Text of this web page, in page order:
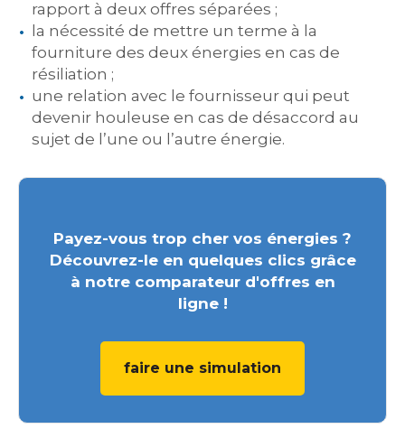
rapport à deux offres séparées ;
la nécessité de mettre un terme à la
fourniture des deux énergies en cas de
résiliation ;
une relation avec le fournisseur qui peut
devenir houleuse en cas de désaccord au
sujet de l’une ou l’autre énergie.
Payez-vous trop cher vos énergies ?
Découvrez-le en quelques clics grâce
à notre comparateur d'offres en
ligne !
faire une simulation